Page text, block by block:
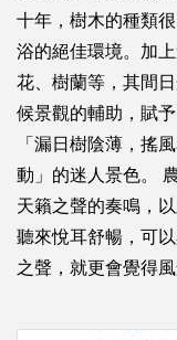
十年，樹木的種類
浴的絕佳環境。加
花、樹蘭等，其間
候景觀的輔助，賦
「漏日樹陰薄，搖
動」的迷人景色。
天籟之聲的奏鳴，
聽來悅耳舒暢，可
之聲，就更會覺得